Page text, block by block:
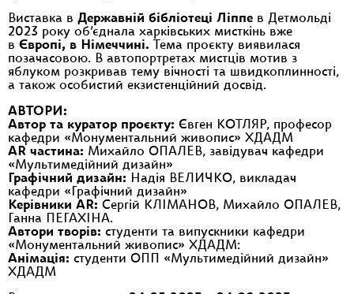
Виставка в Державній бібліотеці Ліппе в Детмольді
2023 року об’єднала харківських мисткінь вже
в Європі, в Німеччині.
Тема проєкту виявилася
позачасовою. В автопортретах мистців мотив з
яблуком розкривав тему вічності та швидкоплинності,
а також особистий екзистенційний досвід.
АВТОРИ:
Автор та куратор проєкту: Євген КОТЛЯР, професор
кафедри «Монументальний живопис» ХДАДМ
AR частина: Михайло ОПАЛЕВ, завідувач кафедри
«Мультимедійний дизайн»
Графічний дизайн: Надія ВЕЛИЧКО, викладач
кафедри «Графічний дизайн»
Керівники AR: Сергій КЛІМАНОВ, Михайло ОПАЛЕВ,
Ганна ПЕГАХІНА.
Автори творів: студенти та випускники кафедри
«Монументальний живопис» ХДАДМ:
Анімація: студенти ОПП «Мультимедійний дизайн»
ХДАДМ